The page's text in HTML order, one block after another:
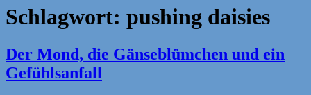
Schlagwort: pushing daisies
Der Mond, die Gänseblümchen und ein
Gefühlsanfall